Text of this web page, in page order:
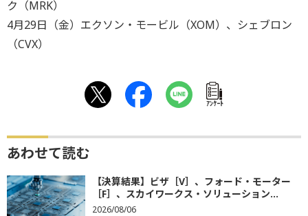
ク（MRK）
4月29日（金）エクソン・モービル（XOM）、シェブロン
（CVX）
ｱﾝｹｰﾄ
あわせて読む
【決算結果】ビザ［V］、フォード・モーター
［F］、スカイワークス・ソリューション...
2026/08/06